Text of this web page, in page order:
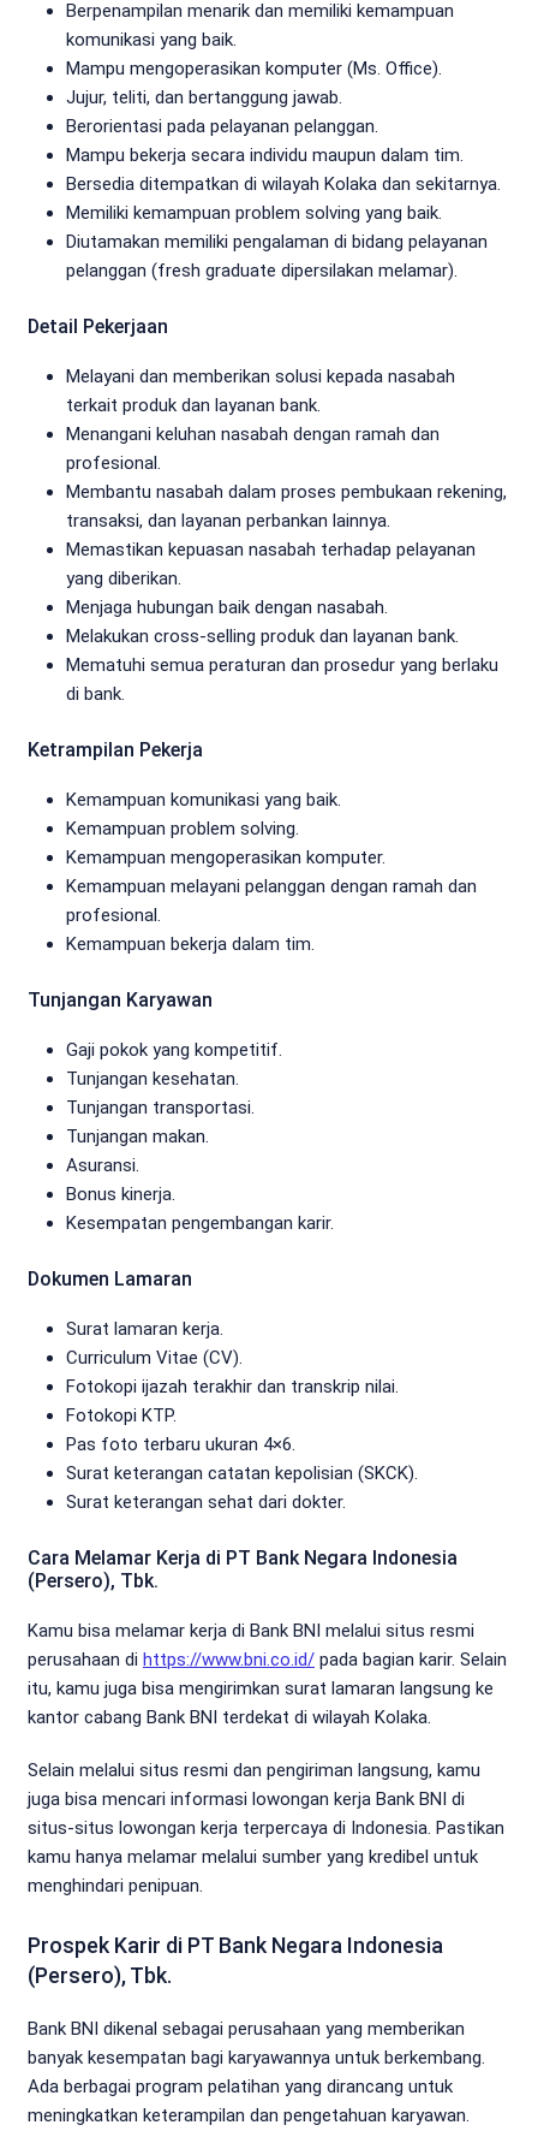
Berpenampilan menarik dan memiliki kemampuan
komunikasi yang baik.
Mampu mengoperasikan komputer (Ms. Office).
Jujur, teliti, dan bertanggung jawab.
Berorientasi pada pelayanan pelanggan.
Mampu bekerja secara individu maupun dalam tim.
Bersedia ditempatkan di wilayah Kolaka dan sekitarnya.
Memiliki kemampuan problem solving yang baik.
Diutamakan memiliki pengalaman di bidang pelayanan
pelanggan (fresh graduate dipersilakan melamar).
Detail Pekerjaan
Melayani dan memberikan solusi kepada nasabah
terkait produk dan layanan bank.
Menangani keluhan nasabah dengan ramah dan
profesional.
Membantu nasabah dalam proses pembukaan rekening,
transaksi, dan layanan perbankan lainnya.
Memastikan kepuasan nasabah terhadap pelayanan
yang diberikan.
Menjaga hubungan baik dengan nasabah.
Melakukan cross-selling produk dan layanan bank.
Mematuhi semua peraturan dan prosedur yang berlaku
di bank.
Ketrampilan Pekerja
Kemampuan komunikasi yang baik.
Kemampuan problem solving.
Kemampuan mengoperasikan komputer.
Kemampuan melayani pelanggan dengan ramah dan
profesional.
Kemampuan bekerja dalam tim.
Tunjangan Karyawan
Gaji pokok yang kompetitif.
Tunjangan kesehatan.
Tunjangan transportasi.
Tunjangan makan.
Asuransi.
Bonus kinerja.
Kesempatan pengembangan karir.
Dokumen Lamaran
Surat lamaran kerja.
Curriculum Vitae (CV).
Fotokopi ijazah terakhir dan transkrip nilai.
Fotokopi KTP.
Pas foto terbaru ukuran 4×6.
Surat keterangan catatan kepolisian (SKCK).
Surat keterangan sehat dari dokter.
Cara Melamar Kerja di PT Bank Negara Indonesia
(Persero), Tbk.
Kamu bisa melamar kerja di Bank BNI melalui situs resmi
perusahaan di https://www.bni.co.id/ pada bagian karir. Selain
itu, kamu juga bisa mengirimkan surat lamaran langsung ke
kantor cabang Bank BNI terdekat di wilayah Kolaka.
Selain melalui situs resmi dan pengiriman langsung, kamu
juga bisa mencari informasi lowongan kerja Bank BNI di
situs-situs lowongan kerja terpercaya di Indonesia. Pastikan
kamu hanya melamar melalui sumber yang kredibel untuk
menghindari penipuan.
Prospek Karir di PT Bank Negara Indonesia
(Persero), Tbk.
Bank BNI dikenal sebagai perusahaan yang memberikan
banyak kesempatan bagi karyawannya untuk berkembang.
Ada berbagai program pelatihan yang dirancang untuk
meningkatkan keterampilan dan pengetahuan karyawan.